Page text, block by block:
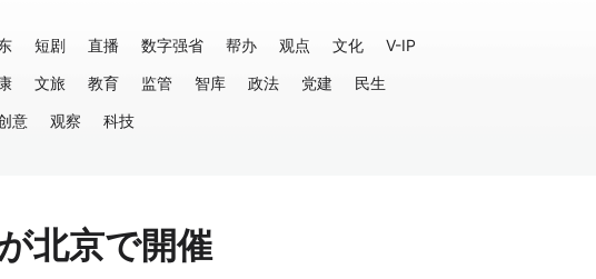
短剧 直播 数字强省 帮办 观点 文化
V-IP
文旅 教育 监管 智库 政法 党建
民生
意 观察 科技
北京で開催